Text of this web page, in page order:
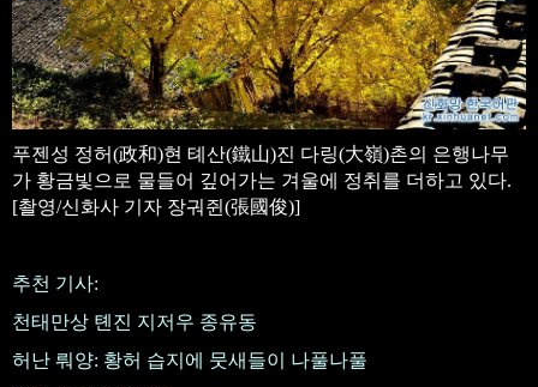
푸젠성 정허(政和)현 톄산(鐵山)진 다링(大嶺)촌의 은행나무
가 황금빛으로 물들어 깊어가는 겨울에 정취를 더하고 있다.
[촬영/신화사 기자 장궈쥔(張國俊)]
추천 기사:
천태만상 톈진 지저우 종유동
허난 뤄양: 황허 습지에 뭇새들이 나풀나풀